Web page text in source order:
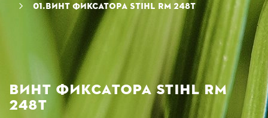
01.ВИНТ ФИКСАТОРА STIHL RM 248Т
ВИНТ ФИКСАТОРА STIHL RM
248Т